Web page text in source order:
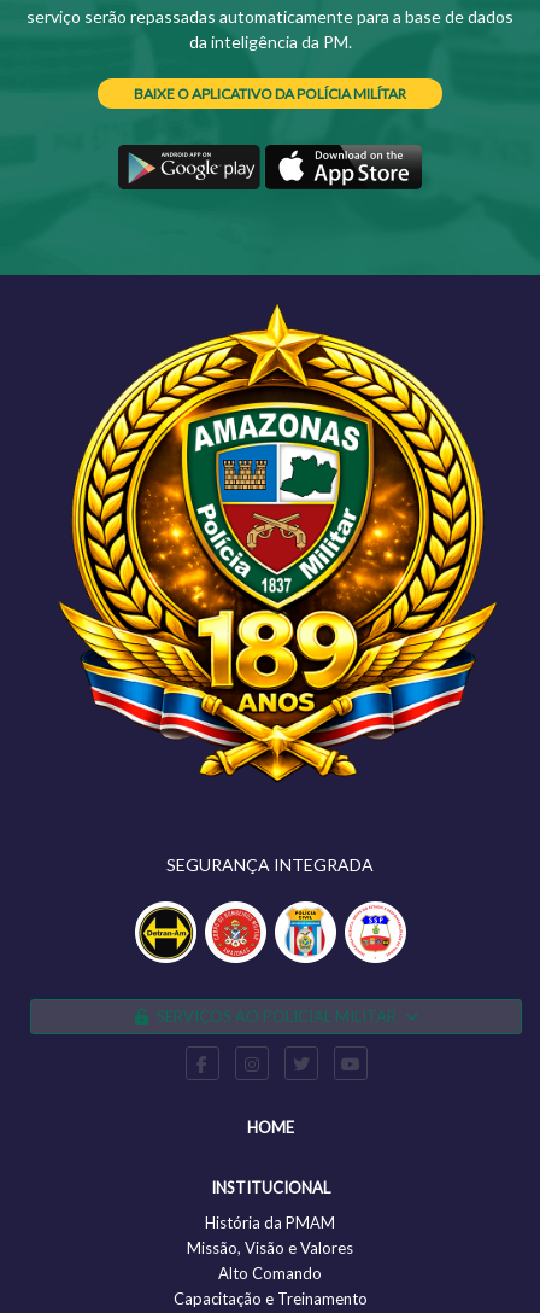
serviço serão repassadas automaticamente para a base de dados
da inteligência da PM.
BAIXE O APLICATIVO DA POLÍCIA MILÍTAR
SEGURANÇA INTEGRADA
SERVIÇOS AO POLICIAL MILITAR
HOME
INSTITUCIONAL
História da PMAM
Missão, Visão e Valores
Alto Comando
Capacitação e Treinamento